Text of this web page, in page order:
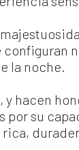
la noche.
hacen
su